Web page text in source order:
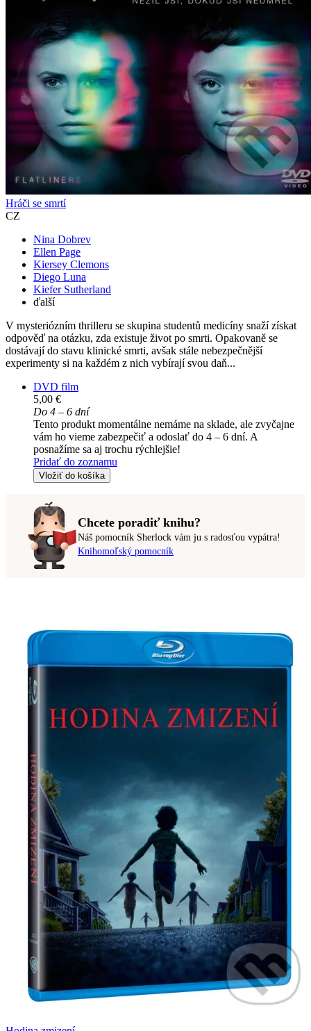
Hráči se smrtí
CZ
Nina Dobrev
Ellen Page
Kiersey Clemons
Diego Luna
Kiefer Sutherland
ďalší
V mysteriózním thrilleru se skupina studentů medicíny snaží získat
odpověď na otázku, zda existuje život po smrti. Opakovaně se
dostávají do stavu klinické smrti, avšak stále nebezpečnější
experimenty si na každém z nich vybírají svou daň...
DVD film
5,00 €
Do 4 – 6 dní
Tento produkt momentálne nemáme na sklade, ale zvyčajne
vám ho vieme zabezpečiť a odoslať do 4 – 6 dní. A
posnažíme sa aj trochu rýchlejšie!
Pridať do zoznamu
Vložiť do košíka
Chcete poradiť knihu?
Náš pomocník Sherlock vám ju s radosťou vypátra!
Knihomoľský pomocník